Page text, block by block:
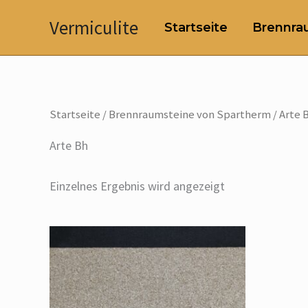
Vermiculite Startseite
Startseite /Brennraumsteine von Spartherm / Arte
Arte Bh
Einzelnes Ergebnis wird angezeigt